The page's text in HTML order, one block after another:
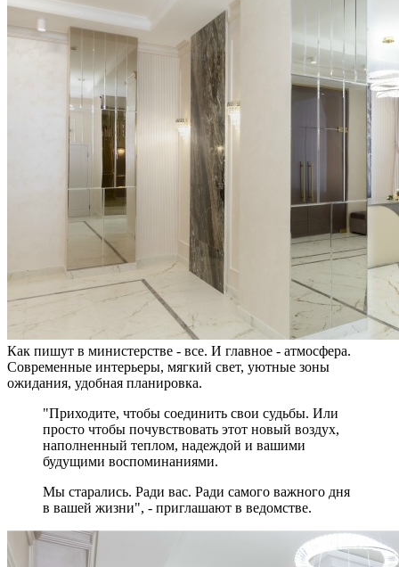
Как пишут в министерстве - все. И главное - атмосфера.
Современные интерьеры, мягкий свет, уютные зоны
ожидания, удобная планировка.
"Приходите, чтобы соединить свои судьбы. Или
просто чтобы почувствовать этот новый воздух,
наполненный теплом, надеждой и вашими
будущими воспоминаниями.
Мы старались. Ради вас. Ради самого важного дня
в вашей жизни", - приглашают в ведомстве.